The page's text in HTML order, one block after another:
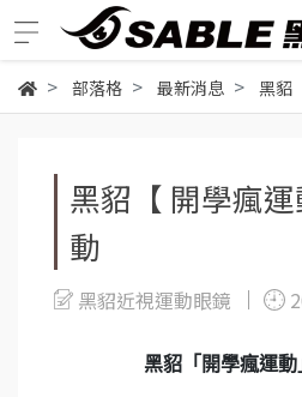
部落格 最新消息 黑貂
黑貂【 開學瘋
動
黑貂近視運動眼鏡
黑貂「開學瘋運